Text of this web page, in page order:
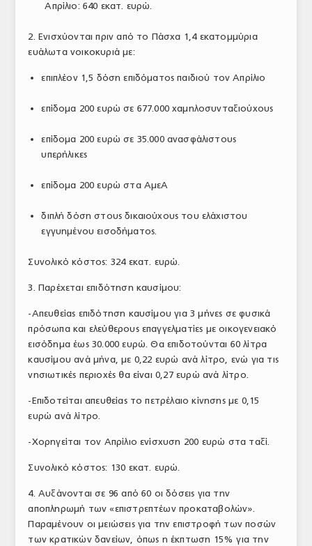
Απρίλιο: 640 εκατ. ευρώ.
2. Ενισχύονται πριν από το Πάσχα 1,4 εκατομμύρια
ευάλωτα νοικοκυριά με:
επιπλέον 1,5 δόση επιδόματος παιδιού τον Απρίλιο
επίδομα 200 ευρώ σε 677.000 χαμηλοσυνταξιούχους
επίδομα 200 ευρώ σε 35.000 ανασφάλιστους
υπερήλικες
επίδομα 200 ευρώ στα ΑμεΑ
διπλή δόση στους δικαιούχους του ελάχιστου
εγγυημένου εισοδήματος.
Συνολικό κόστος: 324 εκατ. ευρώ.
3. Παρέχεται επιδότηση καυσίμου:
-Απευθείας επιδότηση καυσίμου για 3 μήνες σε φυσικά
πρόσωπα και ελεύθερους επαγγελματίες με οικογενειακό
εισόδημα έως 30.000 ευρώ. Θα επιδοτούνται 60 λίτρα
καυσίμου ανά μήνα, με 0,22 ευρώ ανά λίτρο, ενώ για τις
νησιωτικές περιοχές θα είναι 0,27 ευρώ ανά λίτρο.
-Επιδοτείται απευθείας το πετρέλαιο κίνησης με 0,15
ευρώ ανά λίτρο.
-Χορηγείται τον Απρίλιο ενίσχυση 200 ευρώ στα ταξί.
Συνολικό κόστος: 130 εκατ. ευρώ.
4. Αυξάνονται σε 96 από 60 οι δόσεις για την
αποπληρωμή των «επιστρεπτέων προκαταβολών».
Παραμένουν οι μειώσεις για την επιστροφή των ποσών
των κρατικών δανείων, όπως η έκπτωση 15% για την